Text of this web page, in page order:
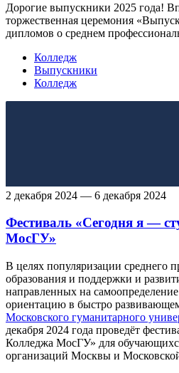
Дорогие выпускники 2025 года!
торжественная церемония
дипломов о среднем
Колледж
Выпускники
Колледж
2 декабря 2024 — 6 декабря 2024
Фестиваль «Сегодня я —
МосГУ»
В целях популяризации среднего
образования и поддержки и
направленных на
ориентацию в быстро
Московского гуманитарного
декабря 2024 года проведёт
Колледжа МосГУ» для
организаций Москвы и